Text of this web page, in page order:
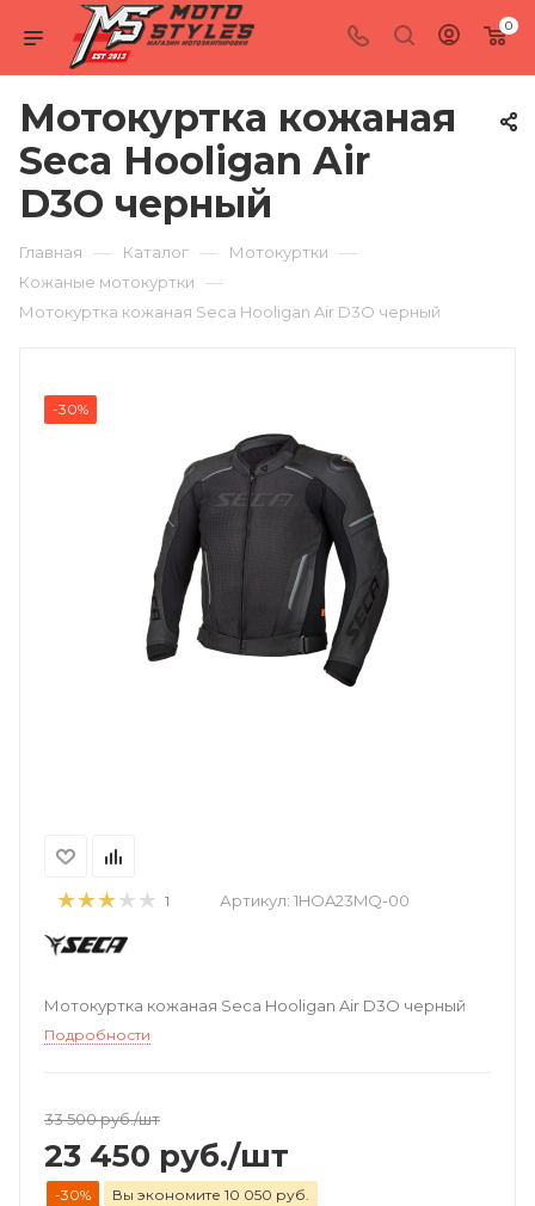
0
Мотокуртка кожаная
Seca Hooligan Air
D3O черный
Главная — Каталог — Мотокуртки —
Кожаные мотокуртки —
Мотокуртка кожаная Seca Hooligan Air D3O черный
-30%
1 Артикул:1HOA23MQ-00
Мотокуртка кожаная Seca Hooligan Air D3O черный
Подробности
33 500руб./шт
23 450 руб./шт
-30% Вы экономите 10 050 руб.